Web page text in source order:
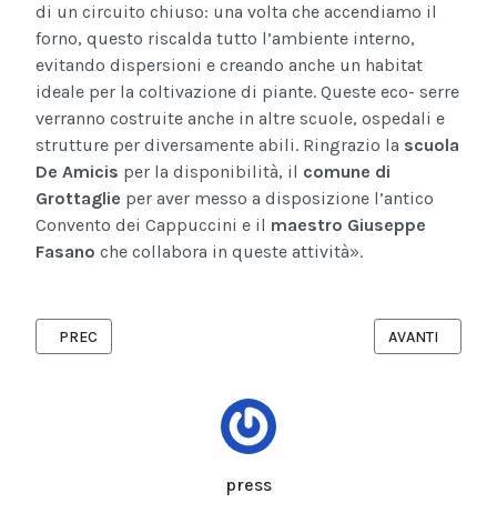
press
di un circuito chiuso: una volta che accendiamo il
forno, questo riscalda tutto l’ambiente interno,
evitando dispersioni e creando anche un habitat
ideale per la coltivazione di piante. Queste eco- serre
verranno costruite anche in altre scuole, ospedali e
strutture per diversamente abili. Ringrazio la scuola
De Amicis per la disponibilità, il comune di
Grottaglie per aver messo a disposizione l’antico
Convento dei Cappuccini e il maestro Giuseppe
Fasano che collabora in queste attività».
ARTICOLO PRECEDENTE: GAJA CENCIARELLI AD
PREC ARTICOLO
AVANTI